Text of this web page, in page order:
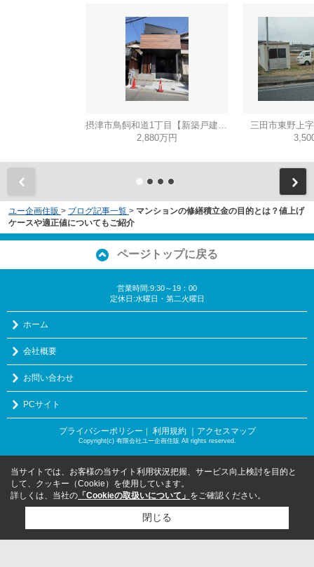
摂津市鳥飼和道1丁目【新築戸建て】
2,880万円
三田市東野上
ユー企画住販 > ブログ記事一覧 > マンションの修繕積立金の目的とは？値上げ
ケースや適正値についてもご紹介
ページトップに戻る
営業時間:9:30～19：00
定休日:水曜日・第二火曜日
ホーム
会社概要
お問い合わせ
PCサイト
プライバシーポリシー 利用規約 ｜アクセスマップ
Copyright(c) 有限会社ユー企画住販 All rights reserved.
当サイトでは、お客様の当サイト利用状況把握、サービス向上検討を目的と
して、クッキー（Cookie）を使用しています。
詳しくは、当社の 「Cookieの取扱いについて」 をご確認ください。
閉じる